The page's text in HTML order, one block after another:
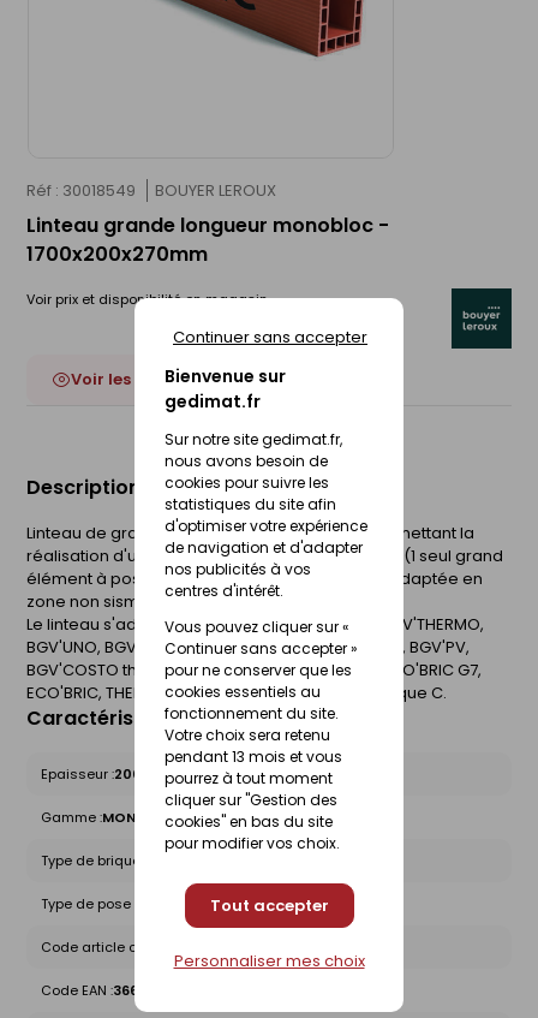
Bienvenue sur
gedimat.fr
Sur notre site gedimat.fr,
nous avons besoin de
cookies pour suivre les
statistiques du site afin
d'optimiser votre expérience
de navigation et d'adapter
nos publicités à vos
centres d'intérêt.
Vous pouvez cliquer sur «
Continuer sans accepter »
pour ne conserver que les
cookies essentiels au
fonctionnement du site.
Votre choix sera retenu
pendant 13 mois et vous
pourrez à tout moment
cliquer sur "Gestion des
cookies" en bas du site
pour modifier vos choix.
Tout accepter
Continuer sans accepter
Personnaliser mes choix
Réf : 30018549 BOUYER LEROUX
Linteau grande longueur monobloc -
1700x200x270mm
Voir prix et disponibilité en magasin
Voir les 23 déclinaisons
Description du produit
Linteau de grande longueur rectifié bio'bric permettant la
réalisation d'un chainage horizontal plus rapide (1 seul grand
élément à poser). Sa réservation de 12 cm est adaptée en
zone non sismique. Sa hauteur est de 270 mm.
Le linteau s'adapte sur un mur BGV'THERMO+, BGV'THERMO,
BGV'UNO, BGV'PRIMO, BGV'4G, BGV'RT 1.2, BGV'3+, BGV'PV,
BGV'COSTO th+, BGV'COSTO, URBAN'BRIC, THERMO'BRIC G7,
ECO'BRIC, THERMO'BRIC G7b, GELIMATIC 27 ou Brique C.
Caractéristiques du produit
Epaisseur :200mm
Gamme :MONOBLOC
Type de brique :
Type de pose : Compatible Tradi/Collée
Code article chez le fournisseur :
Code EAN :3661216120134